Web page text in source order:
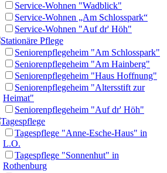
Service-Wohnen "Wadblick"
Service-Wohnen „Am Schlosspark“
Service-Wohnen "Auf dr' Höh"
Stationäre Pflege
Seniorenpflegeheim "Am Schlosspark"
Seniorenpflegeheim "Am Hainberg"
Seniorenpflegeheim "Haus Hoffnung"
Seniorenpflegeheim "Altersstift zur
Heimat"
Seniorenpflegeheim "Auf dr' Höh"
Tagespflege
Tagespflege "Anne-Esche-Haus" in
L.O.
Tagespflege "Sonnenhut" in
Rothenburg